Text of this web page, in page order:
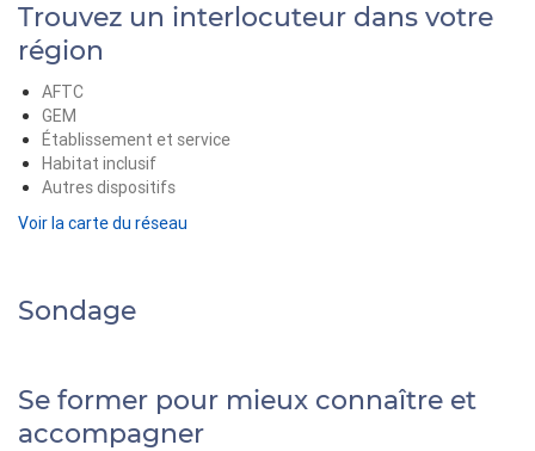
Trouvez un interlocuteur dans votre
région
AFTC
GEM
Établissement et service
Habitat inclusif
Autres dispositifs
Voir la carte du réseau
Sondage
Se former pour mieux connaître et
accompagner